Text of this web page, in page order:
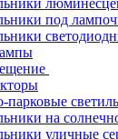
под
парковые
на
уличные